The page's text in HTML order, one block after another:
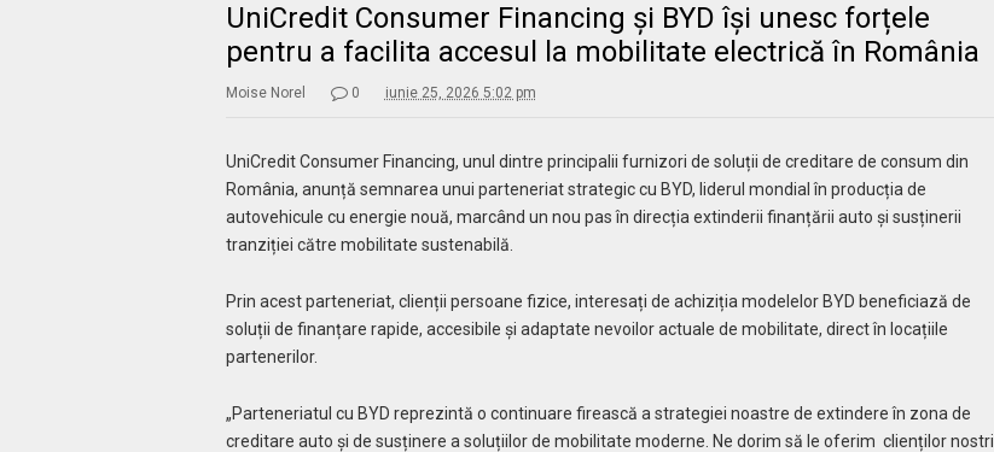
UniCredit Consumer Financing și BYD își unesc forțele
pentru a facilita accesul la mobilitate electrică în România
Moise Norel 0 iunie 25, 2026 5:02 pm
UniCredit Consumer Financing, unul dintre principalii furnizori de soluții de creditare de consum din
România, anunță semnarea unui parteneriat strategic cu BYD, liderul mondial în producția de
autovehicule cu energie nouă, marcând un nou pas în direcția extinderii finanțării auto și susținerii
tranziției către mobilitate sustenabilă.
Prin acest parteneriat, clienții persoane fizice, interesați de achiziția modelelor BYD beneficiază de
soluții de finanțare rapide, accesibile și adaptate nevoilor actuale de mobilitate, direct în locațiile
partenerilor.
„Parteneriatul cu BYD reprezintă o continuare firească a strategiei noastre de extindere în zona de
creditare auto și de susținere a soluțiilor de mobilitate moderne. Ne dorim să le oferim clienților nostri